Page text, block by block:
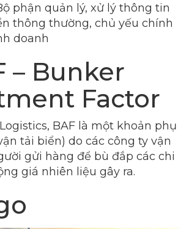
phận quản lý, xử lý thông tin
thông thường, chủ yếu chính
doanh
– Bunker
Factor
BAF là một khoản phụ
tải biển) do các công ty vận
gửi hàng để bù đắp các chi
giá nhiên liệu gây ra.